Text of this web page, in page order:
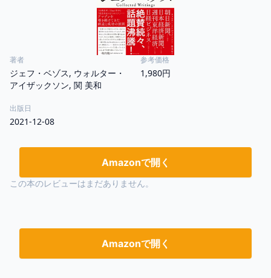
著者
ジェフ・ベゾス, ウォルター・
アイザックソン, 関 美和
参考価格
1,980円
出版日
2021-12-08
Amazonで開く
この本のレビューはまだありません。
Amazonで開く